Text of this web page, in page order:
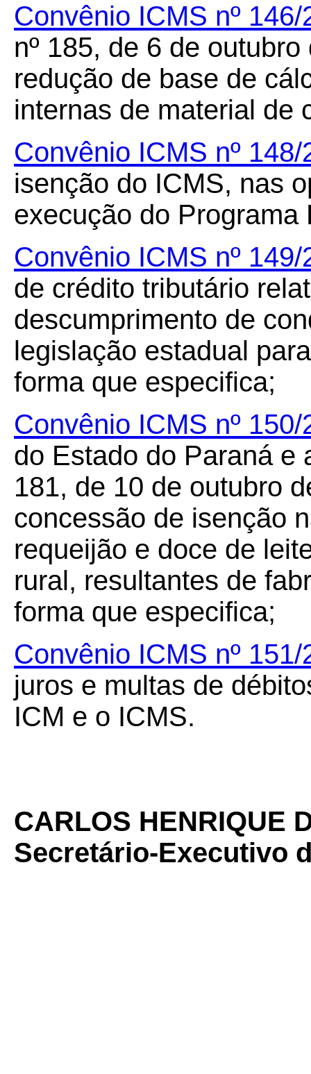
Convênio ICMS nº 146/
nº 185, de 6 de
redução de base de
internas de material de
Convênio ICMS nº 148/
isenção do ICMS, nas
execução do Programa
Convênio ICMS nº 149/
de crédito tributário
descumprimento de
legislação estadual
forma que especifica;
Convênio ICMS nº 150/
do Estado do Paraná e
181, de 10 de outubro
concessão de isenção
requeijão e doce de
rural, resultantes de
forma que especifica;
Convênio ICMS nº 151/
juros e multas de
ICM e o ICMS.
CARLOS HENRIQUE
Secretário-Executivo